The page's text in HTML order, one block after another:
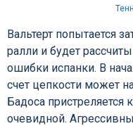
Вальтерт попытается
ралли и будет
ошибки испанки. В
счет цепкости может
Бадоса пристреляется
очевидной.